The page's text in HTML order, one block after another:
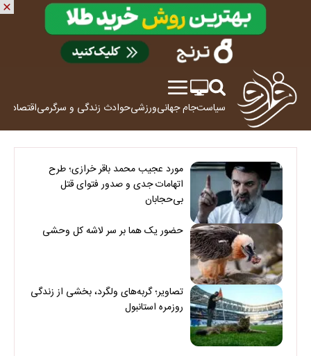
سیاستجام جهانیورزشیحوادث زندگی و سرگرمیاقتصاد
مورد عجیب محمد باقر خرازی؛ طرح
اتهامات جدی و صدور فتوای قتل
بی‌حجابان
حضور یک هما بر سر لاشه‌ کل وحشی
تصاویر؛ گربه‌های ولگرد، بخشی از زندگی
روزمره استانبول